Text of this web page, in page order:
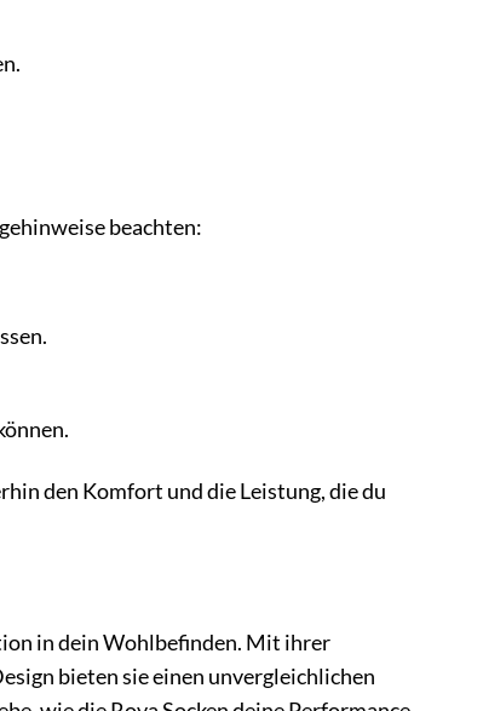
beachten:
den Komfort und die Leistung, die du
in dein Wohlbefinden. Mit ihrer
bieten sie einen unvergleichlichen